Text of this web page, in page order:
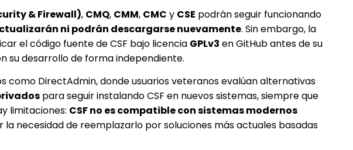
& Firewall), CMQ, CMM, CMC y CSE podrán seguir funcionando
ni podrán descargarse nuevamente. Sin embargo, la
el código fuente de CSF bajo licencia GPLv3 en GitHub antes de su
su desarrollo de forma independiente.
como DirectAdmin, donde usuarios veteranos evalúan alternativas
para seguir instalando CSF en nuevos sistemas, siempre que
limitaciones: CSF no es compatible con sistemas modernos
la necesidad de reemplazarlo por soluciones más actuales basadas